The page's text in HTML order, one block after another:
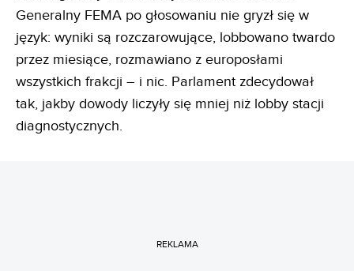
Generalny FEMA po głosowaniu nie gryzł się w
język: wyniki są rozczarowujące, lobbowano twardo
przez miesiące, rozmawiano z europosłami
wszystkich frakcji – i nic. Parlament zdecydował
tak, jakby dowody liczyły się mniej niż lobby stacji
diagnostycznych.
REKLAMA